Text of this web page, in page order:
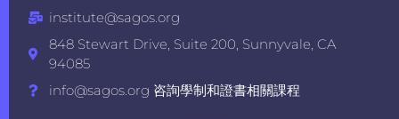
institute@sagos.org
848 Stewart Drive, Suite 200, Sunnyvale, CA
94085
info@sagos.org 咨詢學制和證書相關課程